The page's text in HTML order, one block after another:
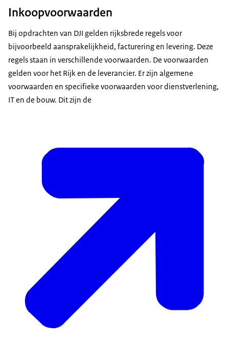
Inkoopvoorwaarden
Bij opdrachten van DJI gelden rijksbrede regels voor
bijvoorbeeld aansprakelijkheid, facturering en levering. Deze
regels staan in verschillende voorwaarden. De voorwaarden
gelden voor het Rijk en de leverancier. Er zijn algemene
voorwaarden en specifieke voorwaarden voor dienstverlening,
IT en de bouw. Dit zijn de